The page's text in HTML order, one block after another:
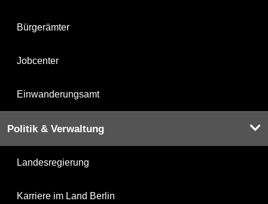
Bürgerämter
Jobcenter
Einwanderungsamt
Politik & Verwaltung
Landesregierung
Karriere im Land Berlin